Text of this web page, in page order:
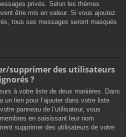
privés. Selon les thèmes
être mis en valeur. Si vous ajoutez
tous ses messages seront masqués
supprimer des utilisateurs
?
à votre liste de deux manières. Dans
un lien pour l’ajouter dans votre liste
panneau de l’utilisateur, vous
en saisissant leur nom
supprimer des utilisateurs de votre